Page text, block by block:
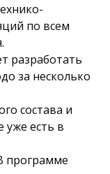
по всем
разработать
за несколько
состава и
уже есть в
программе